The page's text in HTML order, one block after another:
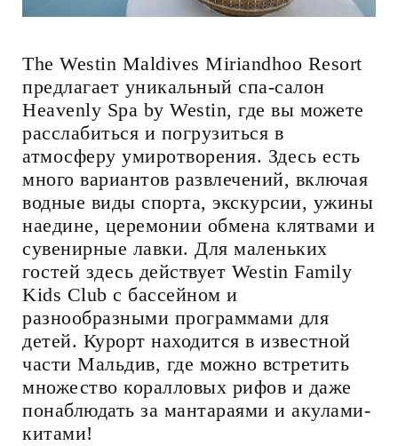
The Westin Maldives Miriandhoo Resort
предлагает уникальный спа-салон
Heavenly Spa by Westin, где вы можете
расслабиться и погрузиться в
атмосферу умиротворения. Здесь есть
много вариантов развлечений, включая
водные виды спорта, экскурсии, ужины
наедине, церемонии обмена клятвами и
сувенирные лавки. Для маленьких
гостей здесь действует Westin Family
Kids Club с бассейном и
разнообразными программами для
детей. Курорт находится в известной
части Мальдив, где можно встретить
множество коралловых рифов и даже
понаблюдать за мантараями и акулами-
китами!